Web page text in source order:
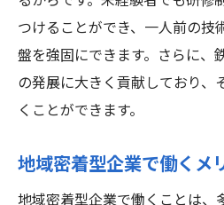
つけることができ、一人前の技
盤を強固にできます。さらに、
の発展に大きく貢献しており、
くことができます。
地域密着型企業で働くメ